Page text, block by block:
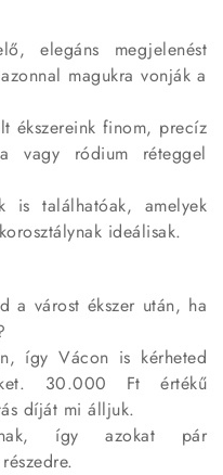
elegáns megjelenést
magukra vonják a
ékszereink finom, precíz
vagy ródium réteggel
is találhatóak, amelyek
ideálisak.
a várost ékszer után, ha
így Vácon is kérheted
30.000 Ft értékű
díját mi álljuk.
így azokat pár